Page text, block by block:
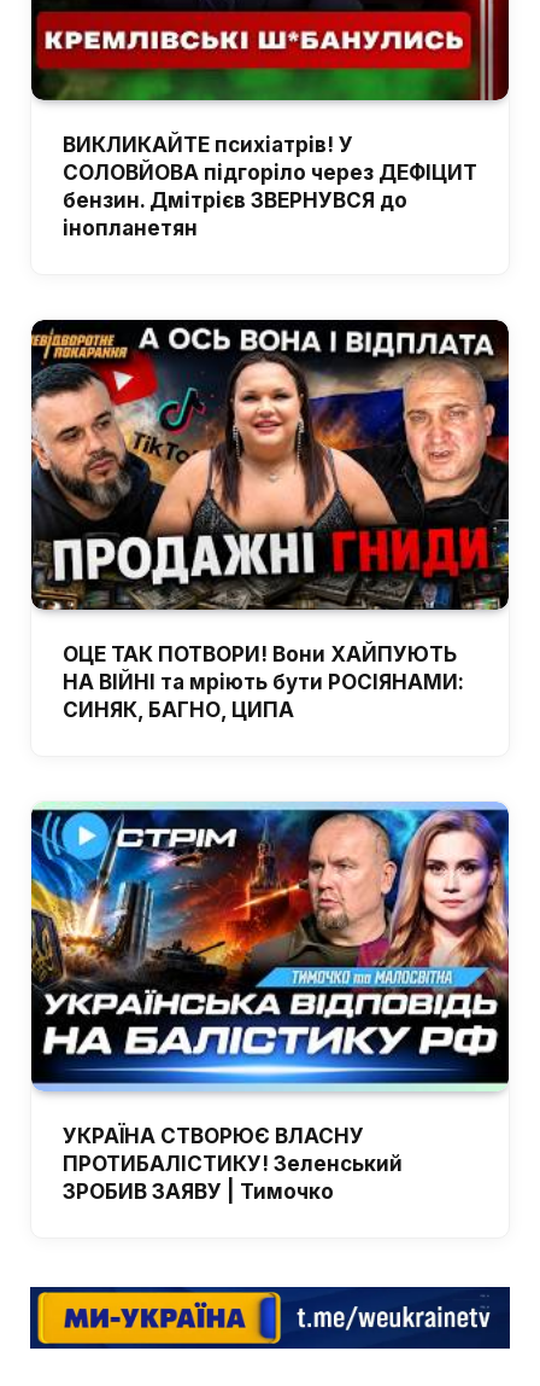
ВИКЛИКАЙТЕ психіатрів! У
СОЛОВЙОВА підгоріло через ДЕФІЦИТ
бензин. Дмітрієв ЗВЕРНУВСЯ до
інопланетян
ОЦЕ ТАК ПОТВОРИ! Вони ХАЙПУЮТЬ
НА ВІЙНІ та мріють бути РОСІЯНАМИ:
СИНЯК, БАГНО, ЦИПА
УКРАЇНА СТВОРЮЄ ВЛАСНУ
ПРОТИБАЛІСТИКУ! Зеленський
ЗРОБИВ ЗАЯВУ | Тимочко